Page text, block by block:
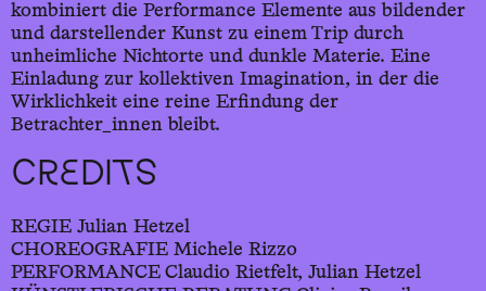
kombiniert die Performance Elemente aus bildender
und darstellender Kunst zu einem Trip durch
unheimliche Nichtorte und dunkle Materie. Eine
Einladung zur kollektiven Imagination, in der die
Wirklichkeit eine reine Erfindung der
Betrachter_innen bleibt.
CREDITS
REGIE Julian Hetzel
CHOREOGRAFIE Michele Rizzo
PERFORMANCE Claudio Rietfelt, Julian Hetzel